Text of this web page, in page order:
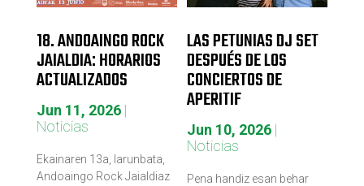
18. ANDOAINGO ROCK
JAIALDIA: HORARIOS
ACTUALIZADOS
Jun 11, 2026|
Noticias
Ekainaren 13a, larunbata,
Andoaingo Rock Jaialdiaz
LAS PETUNIAS DJ SET
DESPUÉS DE LOS
CONCIERTOS DE
APERITIF
Jun 10, 2026|
Noticias
Pena handiz esan behar